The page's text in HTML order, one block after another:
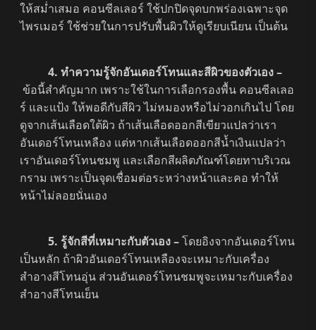
ให้สม่ำเสมอ คอนซีลเลอร์ ใช้ปกปิดจุดบกพร่องเฉพาะจุด
ไพรเมอร์ ใช้ช่วยในการปรับพื้นผิวให้ดูเรียบเนียน เป็นต้น
4. ทำความรู้จักอันเดอร์โทนและสีผิวของตัวเอง –
ข้อนี้สำคัญมาก เพราะใช้ในการเลือกรองพื้น คอนซีลเลอ
ร์ และแป้ง ให้พอดีกับสีผิว ไม่หมองหรือไม่วอกเกินไป โดย
ดูจากเส้นเลือดใต้ผิว ถ้าเส้นเลือดออกสีเขียวแปลว่าเรา
อันเดอร์โทนเหลือง แต่หากเส้นเลือดออกสีน้ำเงินแปลว่า
เราอันเดอร์โทนชมพู และเลือกสีผลิตภัณฑ์โดยทาบริเวณ
กราม เพราะเป็นจุดเชื่อมต่อระหว่างหน้าและคอ ทำให้
หน้าไม่ลอยนั่นเอง
5. รู้จักสีที่เหมาะกับตัวเอง –โดยอิงจากอันเดอร์โทน
เป็นหลัก ถ้าผิวอันเดอร์โทนเหลืองจะเหมาะกับเครื่อง
สำอางสีโทนอุ่น ส่วนอันเดอร์โทนชมพูจะเหมาะกับเครื่อง
สำอางสีโทนเย็น